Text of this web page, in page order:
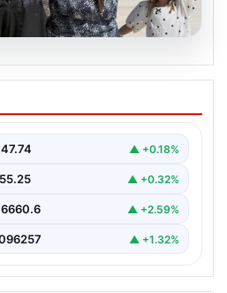
34 yıllık mucizesi:
oldu
34 yıl boyunca…
47.74 ▲ +0.18%
55.25 ▲ +0.32%
6660.6 ▲ +2.59%
▲ +1.32%